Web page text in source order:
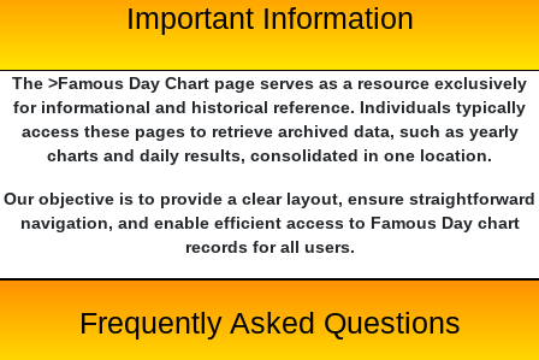
Important Information
The >Famous Day Chart page serves as a resource exclusively
for informational and historical reference. Individuals typically
access these pages to retrieve archived data, such as yearly
charts and daily results, consolidated in one location.
Our objective is to provide a clear layout, ensure straightforward
navigation, and enable efficient access to Famous Day chart
records for all users.
Frequently Asked Questions